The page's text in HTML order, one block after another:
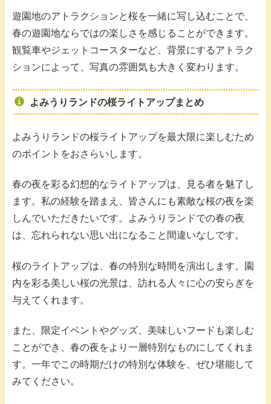
遊園地のアトラクションと桜を一緒に写し込むことで、
春の遊園地ならではの楽しさを感じることができます。
観覧車やジェットコースターなど、背景にするアトラク
ションによって、写真の雰囲気も大きく変わります。
よみうりランドの桜ライトアップまとめ
よみうりランドの桜ライトアップを最大限に楽しむため
のポイントをおさらいします。
春の夜を彩る幻想的なライトアップは、見る者を魅了し
ます。私の経験を踏まえ、皆さんにも素敵な桜の夜を楽
しんでいただきたいです。よみうりランドでの春の夜
は、忘れられない思い出になること間違いなしです。
桜のライトアップは、春の特別な時間を演出します。園
内を彩る美しい桜の光景は、訪れる人々に心の安らぎを
与えてくれます。
また、限定イベントやグッズ、美味しいフードも楽しむ
ことができ、春の夜をより一層特別なものにしてくれま
す。一年でこの時期だけの特別な体験を、ぜひ堪能して
みてください。